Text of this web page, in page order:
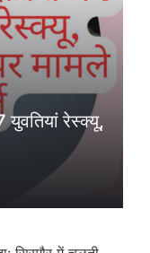
युवतियां रेस्क्यू,